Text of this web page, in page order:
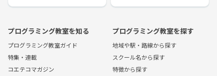
プログラミング教室を知る
プログラミング教室ガイド
特集・連載
コエテコマガジン
プログラミング教室を探す
地域や駅・路線から探す
スクール名から探す
特徴から探す